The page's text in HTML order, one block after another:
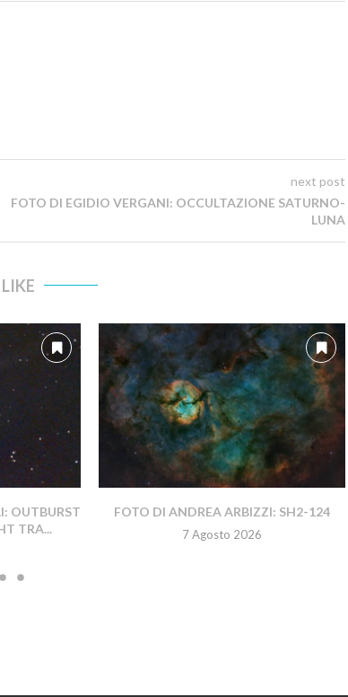
next post
FOTO DI EGIDIO VERGANI: OCCULTAZIONE SATURNO-
LUNA
OUTBURST
TRA...
FOTO DI ANDREA ARBIZZI: SH2-124
7 Agosto 2026